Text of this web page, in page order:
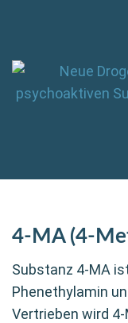
4-MA (4-
Substanz 4-MA
Phenethylamin
Vertrieben wird